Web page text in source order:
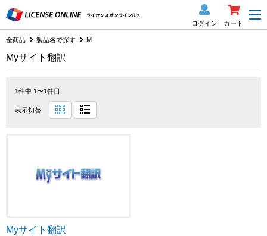
ログイン カート
全商品 製品名で探す M
Myサイト翻訳
1件中 1〜1件目
表示切替
Myサイト翻訳